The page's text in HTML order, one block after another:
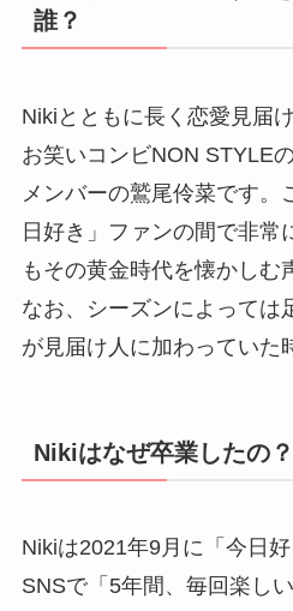
誰？
Nikiとともに長く恋愛見届
お笑いコンビNON STYLE
メンバーの鷲尾伶菜です。
日好き」ファンの間で非常
もその黄金時代を懐かしむ
なお、シーズンによっては
が見届け人に加わっていた
Nikiはなぜ卒業したの
Nikiは2021年9月に「今日
SNSで「5年間、毎回楽し